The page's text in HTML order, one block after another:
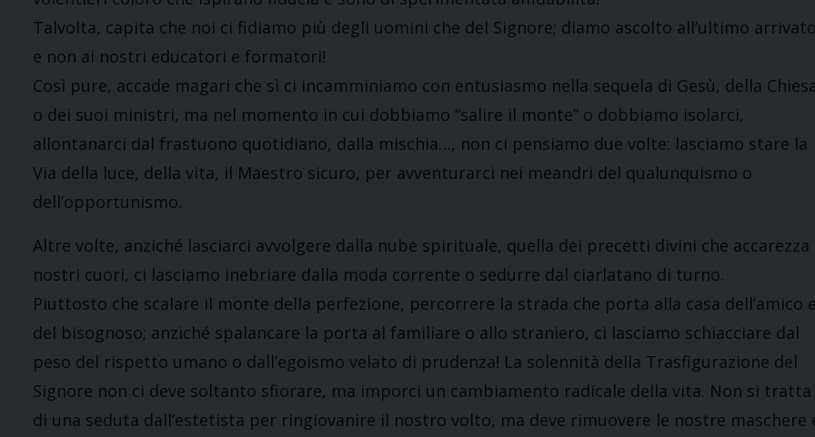
Talvolta, capita che noi ci fidiamo più degli uomini che del Signore; diamo ascolto all’ultimo
e non ai nostri educatori e formatori!
Così pure, accade magari che sì ci incamminiamo con entusiasmo nella sequela di Gesù, della
o dei suoi ministri, ma nel momento in cui dobbiamo “salire il monte” o dobbiamo isolarci,
allontanarci dal frastuono quotidiano, dalla mischia…, non ci pensiamo due volte: lasciamo stare la
Via della luce, della vita, il Maestro sicuro, per avventurarci nei meandri del qualunquismo o
dell’opportunismo.
Altre volte, anziché lasciarci avvolgere dalla nube spirituale, quella dei precetti divini che accarezza
nostri cuori, ci lasciamo inebriare dalla moda corrente o sedurre dal ciarlatano di turno.
Piuttosto che scalare il monte della perfezione, percorrere la strada che porta alla casa dell’amico
del bisognoso; anziché spalancare la porta al familiare o allo straniero, ci lasciamo schiacciare dal
peso del rispetto umano o dall’egoismo velato di prudenza! La solennità della Trasfigurazione del
Signore non ci deve soltanto sfiorare, ma imporci un cambiamento radicale della vita. Non si tratta
di una seduta dall’estetista per ringiovanire il nostro volto, ma deve rimuovere le nostre maschere